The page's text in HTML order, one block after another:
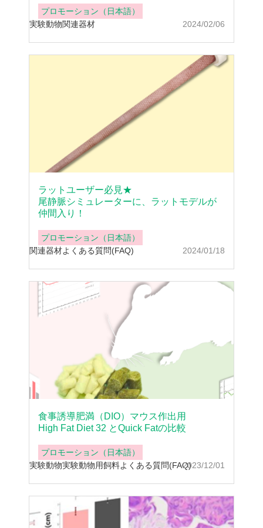
2024/02/06
プロモーション（日本語）
実験動物関連器材
2024/01/18
ラットユーザー必見★
尾静脈シミュレーターに、ラットモデルが
仲間入り！
プロモーション（日本語）
関連器材よくある質問(FAQ)
2023/12/01
食事誘導肥満（DIO）マウス作出用
High Fat Diet 32 とQuick Fatの比較
プロモーション（日本語）
実験動物実験動物用飼料よくある質問(FAQ)